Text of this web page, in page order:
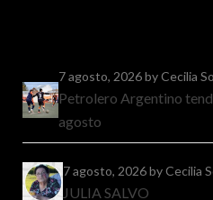
7 agosto, 2026by Cecilia
Petrolero Argentino
agosto
7 agosto, 2026by Cecilia
JULIA SALVO